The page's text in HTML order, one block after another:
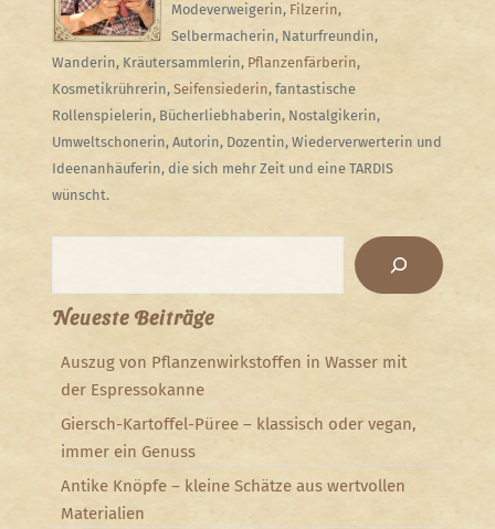
Modeverweigerin, Filzerin,
Selbermacherin, Naturfreundin,
Wanderin, Kräutersammlerin, Pflanzenfärberin,
Kosmetikrührerin, Seifensiederin, fantastische
Rollenspielerin, Bücherliebhaberin, Nostalgikerin,
Umweltschonerin, Autorin, Dozentin, Wiederverwerterin und
Ideenanhäuferin, die sich mehr Zeit und eine TARDIS
wünscht.
Neueste Beiträge
Auszug von Pflanzenwirkstoffen in Wasser mit
der Espressokanne
Giersch-Kartoffel-Püree – klassisch oder vegan,
immer ein Genuss
Antike Knöpfe – kleine Schätze aus wertvollen
Materialien